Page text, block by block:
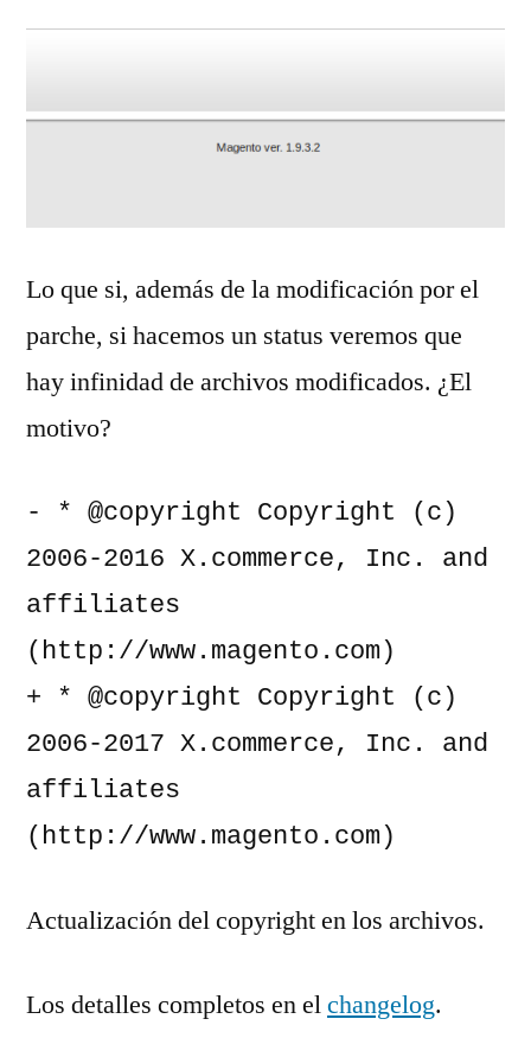
Lo que si, además de la modificación por el
parche, si hacemos un status veremos que
hay infinidad de archivos modificados. ¿El
motivo?
- * @copyright Copyright (c)
2006-2016 X.commerce, Inc. and
affiliates
(http://www.magento.com)
+ * @copyright Copyright (c)
2006-2017 X.commerce, Inc. and
affiliates
(http://www.magento.com)
Actualización del copyright en los archivos.
Los detalles completos en elchangelog.